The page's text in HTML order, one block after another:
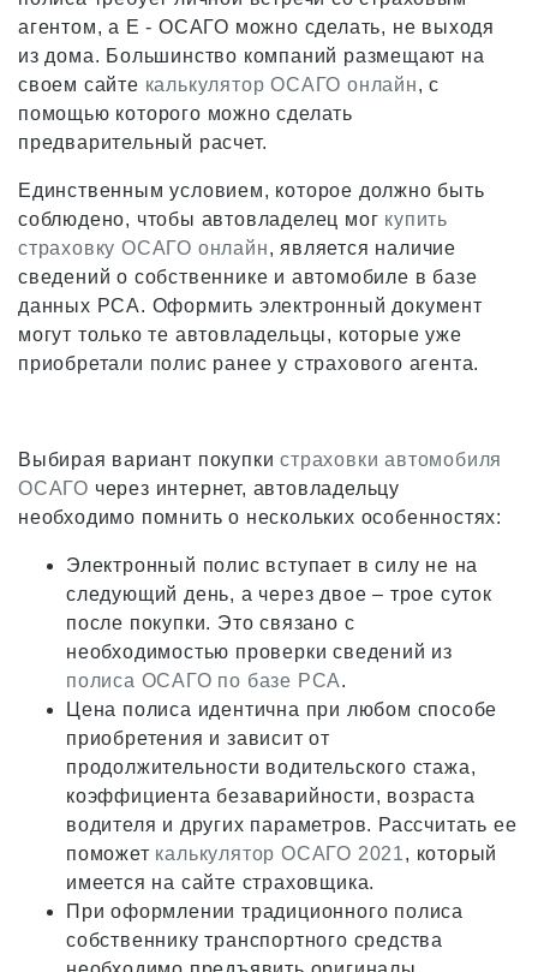
агентом, а Е - ОСАГО можно сделать, не выходя
из дома. Большинство компаний размещают на
своем сайте калькулятор ОСАГО онлайн, с
помощью которого можно сделать
предварительный расчет.
Единственным условием, которое должно быть
соблюдено, чтобы автовладелец мог купить
страховку ОСАГО онлайн, является наличие
сведений о собственнике и автомобиле в базе
данных РСА. Оформить электронный документ
могут только те автовладельцы, которые уже
приобретали полис ранее у страхового агента.
Выбирая вариант покупкистраховки автомобиля
ОСАГО через интернет, автовладельцу
необходимо помнить о нескольких особенностях:
Электронный полис вступает в силу не на
следующий день, а через двое – трое суток
после покупки. Это связано с
необходимостью проверки сведений из
полиса ОСАГО по базе РСА.
Цена полиса идентична при любом способе
приобретения и зависит от
продолжительности водительского стажа,
коэффициента безаварийности, возраста
водителя и других параметров. Рассчитать ее
поможет калькулятор ОСАГО 2021, который
имеется на сайте страховщика.
При оформлении традиционного полиса
собственнику транспортного средства